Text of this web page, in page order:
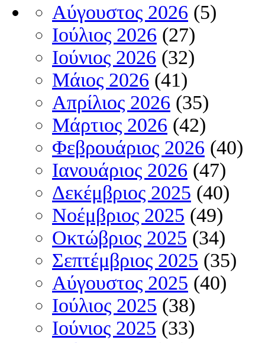
Αύγουστος 2026 (5)
Ιούλιος 2026 (27)
Ιούνιος 2026 (32)
Μάιος 2026 (41)
Απρίλιος 2026 (35)
Μάρτιος 2026 (42)
Φεβρουάριος 2026 (40)
Ιανουάριος 2026 (47)
Δεκέμβριος 2025 (40)
Νοέμβριος 2025 (49)
Οκτώβριος 2025 (34)
Σεπτέμβριος 2025 (35)
Αύγουστος 2025 (40)
Ιούλιος 2025 (38)
Ιούνιος 2025 (33)